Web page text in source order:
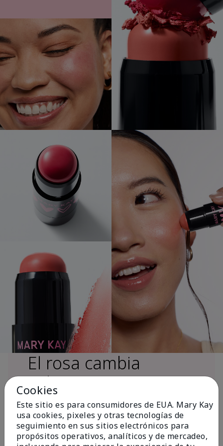
El rosa cambia
vidas®
Más de $18 millones donados a nivel
global desde 2008 para impulsar la
Cookies
Este sitio es para consumidores de EUA. Mary Kay
usa cookies, pixeles y otras tecnologías de
seguimiento en sus sitios electrónicos para
propósitos operativos, analíticos y de mercadeo,